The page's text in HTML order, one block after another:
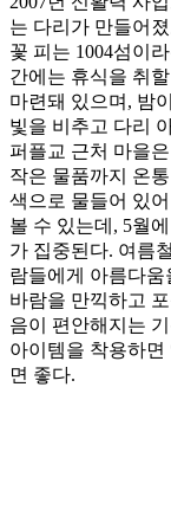
는 다리가 만들어
꽃 피는 1004섬이
간에는 휴식을 취
마련돼 있으며, 밤
빛을 비추고 다리
퍼플교 근처 마을
작은 물품까지 온
색으로 물들어 있
볼 수 있는데, 5월
가 집중된다. 여름
람들에게 아름다움
바람을 만끽하고
음이 편안해지는
아이템을 착용하
면 좋다.